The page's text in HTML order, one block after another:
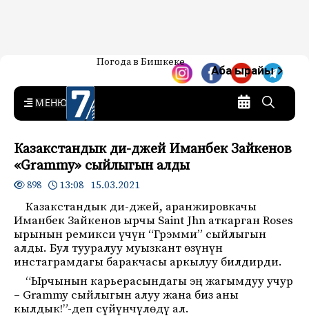
7-канал. Жаңылыктар —
Кыргызстан
Жаңылыктар — Кыргызстан
Погода в Бишкеке
Аба ырайы
MENU
Казакстандык ди-джей Иманбек Зайкенов
«Grammy» сыйлыгын алды
898 13:08 15.03.2021
Казакстандык ди-джей, аранжировкачы
Иманбек Зайкенов ырчы Saint Jhn аткарган Roses
ырынын ремикси үчүн “Грэмми” сыйлыгын
алды. Бул тууралуу муызкант өзүнүн
инстаграмдагы баракчасы аркылуу билдирди.
“Ырчынын карьерасындагы эң жагымдуу учур
– Grammy сыйлыгын алуу жана биз аны
кылдык!”-деп сүйүнчүлөдү ал.